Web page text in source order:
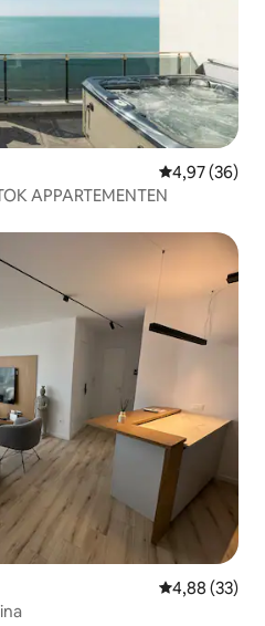
Gemiddelde
4,97 (36)
APPARTEMENTEN
Gemiddelde
4,88 (33)